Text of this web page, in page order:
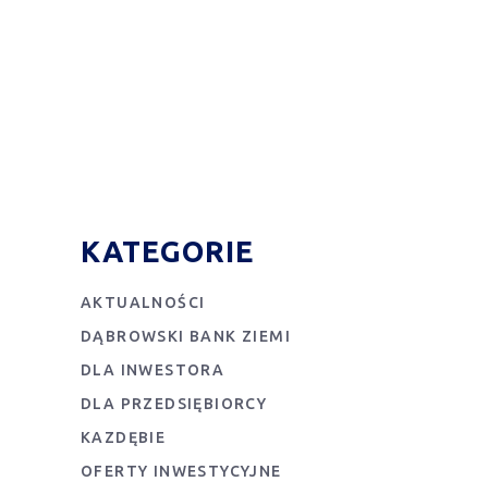
KATEGORIE
AKTUALNOŚCI
DĄBROWSKI BANK ZIEMI
DLA INWESTORA
DLA PRZEDSIĘBIORCY
KAZDĘBIE
OFERTY INWESTYCYJNE